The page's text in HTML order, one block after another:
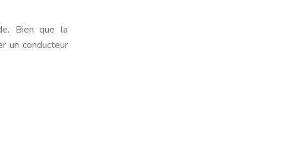
Bien que la
un conducteur